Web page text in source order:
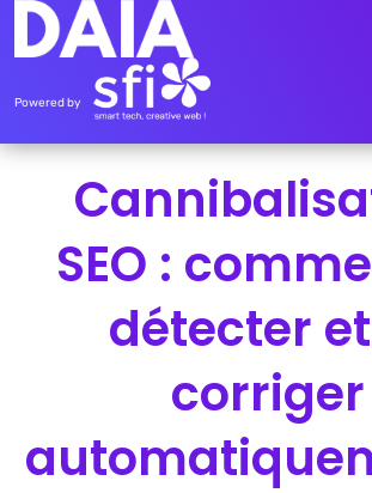
Powered by
SEO :
détecter
corriger